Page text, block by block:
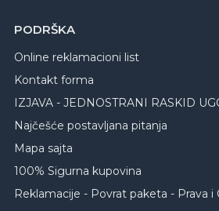
PODRŠKA
Online reklamacioni list
Kontakt forma
IZJAVA - JEDNOSTRANI RASKID
Najčešće postavljana pitanja
Mapa sajta
100% Sigurna kupovina
Reklamacije - Povrat paketa - Prava i